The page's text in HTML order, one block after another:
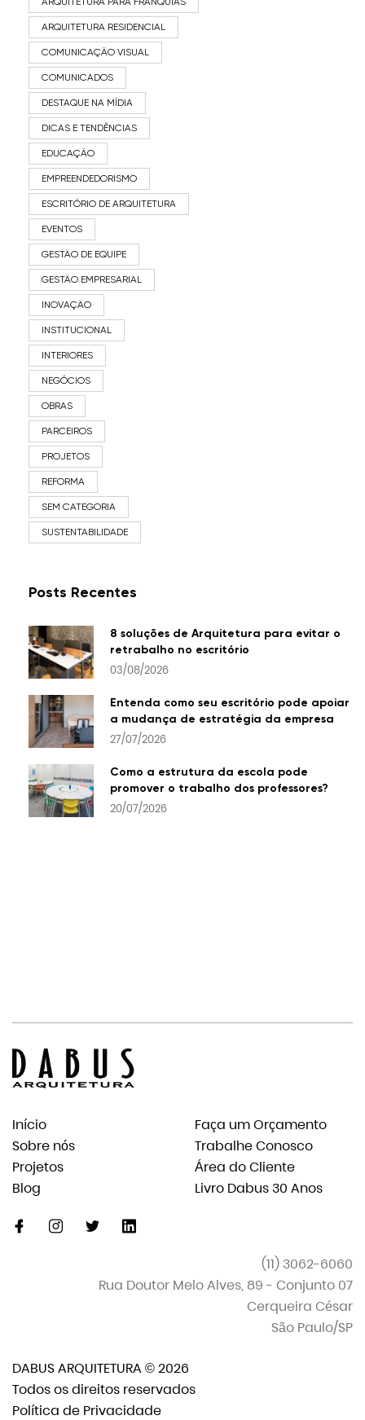
ARQUITETURA RESIDENCIAL
COMUNICAÇÃO VISUAL
COMUNICADOS
DESTAQUE NA MÍDIA
DICAS E TENDÊNCIAS
EDUCAÇÃO
EMPREENDEDORISMO
ESCRITÓRIO DE ARQUITETURA
EVENTOS
GESTÃO DE EQUIPE
GESTÃO EMPRESARIAL
INOVAÇÃO
INSTITUCIONAL
INTERIORES
NEGÓCIOS
OBRAS
PARCEIROS
PROJETOS
REFORMA
SEM CATEGORIA
SUSTENTABILIDADE
Posts Recentes
8 soluções de Arquitetura para evitar o
retrabalho no escritório
03/08/2026
Entenda como seu escritório pode apoiar
a mudança de estratégia da empresa
27/07/2026
Como a estrutura da escola pode
promover o trabalho dos professores?
20/07/2026
DABUS ARQUITETURA © 2026
Todos os direitos reservados
Política de Privacidade
Início
Sobre nós
Projetos
Blog
Faça um Orçamento
Trabalhe Conosco
Área do Cliente
Livro Dabus 30 Anos
facebookinstagramtwitterlinkedin-
(11) 3062-6060
Rua Doutor Melo Alves, 89 - Conjunto 07
Cerqueira César
São Paulo/SP